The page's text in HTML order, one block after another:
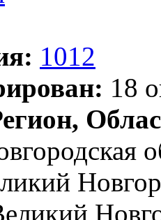
1012
18